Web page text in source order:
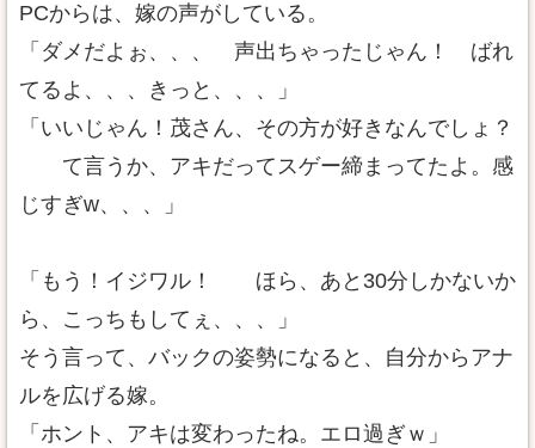
PCからは、嫁の声がしている。
「ダメだよぉ、、、 声出ちゃったじゃん！ ばれ
てるよ、、、きっと、、、」
「いいじゃん！茂さん、その方が好きなんでしょ？
て言うか、アキだってスゲー締まってたよ。感
じすぎw、、、」
「もう！イジワル！ ほら、あと30分しかないか
ら、こっちもしてぇ、、、」
そう言って、バックの姿勢になると、自分からアナ
ルを広げる嫁。
「ホント、アキは変わったね。エロ過ぎｗ」